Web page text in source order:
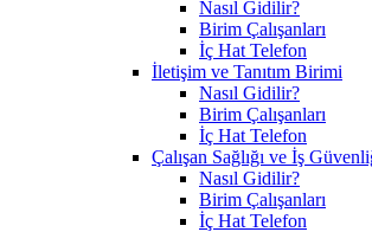
Nasıl Gidilir?
Birim Çalışanları
İç Hat Telefon
İletişim ve Tanıtım Birimi
Nasıl Gidilir?
Birim Çalışanları
İç Hat Telefon
Çalışan Sağlığı ve İş
Nasıl Gidilir?
Birim Çalışanları
İç Hat Telefon